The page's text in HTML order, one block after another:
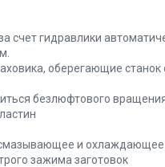
счет гидравлики
оберегающие станок
безлюфтового
и охлаждающее
зажима заготовок